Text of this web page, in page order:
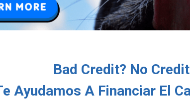
Bad Credit? No
Ayudamos A Financiar El